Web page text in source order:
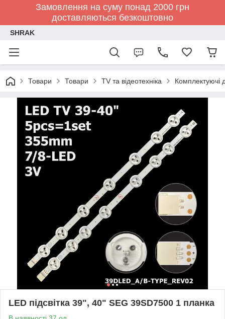
Замовлення на суму понад 2000 грн
доставляються безкоштовно
SHRAK
Товари Товари TV та відеотехніка Комплектуючі
LED підсвітка 39", 40" SEG 39SD7500 1 планка